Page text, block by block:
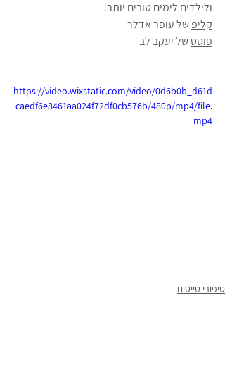
ולילדים לימים טובים יותר.
קליפ של עופר אדלר
פוסט של יעקב לב
https://video.wixstatic.com/video/0d6b0b_d61d
caedf6e8461aa024f72df0cb576b/480p/mp4/file.
mp4
סיפורי טייסים